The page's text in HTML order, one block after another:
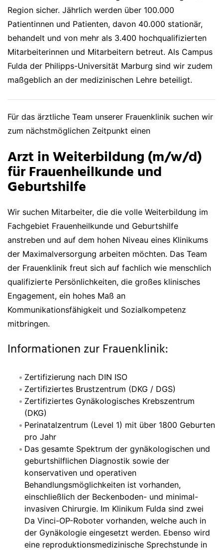
Region sicher. Jährlich werden über 100.000
Patientinnen und Patienten, davon 40.000 stationär,
behandelt und von mehr als 3.400 hochqualifizierten
Mitarbeiterinnen und Mitarbeitern betreut. Als Campus
Fulda der Philipps-Universität Marburg sind wir zudem
maßgeblich an der medizinischen Lehre beteiligt.
Für das ärztliche Team unserer Frauenklinik suchen wir
zum nächstmöglichen Zeitpunkt einen
Arzt in Weiterbildung (m/w/d)
für Frauenheilkunde und
Geburtshilfe
Wir suchen Mitarbeiter, die die volle Weiterbildung im
Fachgebiet Frauenheilkunde und Geburtshilfe
anstreben und auf dem hohen Niveau eines Klinikums
der Maximalversorgung arbeiten möchten. Das Team
der Frauenklinik freut sich auf fachlich wie menschlich
qualifizierte Persönlichkeiten, die großes klinisches
Engagement, ein hohes Maß an
Kommunikationsfähigkeit und Sozialkompetenz
mitbringen.
Informationen zur Frauenklinik:
Zertifizierung nach DIN ISO
Zertifiziertes Brustzentrum (DKG / DGS)
Zertifiziertes Gynäkologisches Krebszentrum
(DKG)
Perinatalzentrum (Level 1) mit über 1800 Geburten
pro Jahr
Das gesamte Spektrum der gynäkologischen und
geburtshilflichen Diagnostik sowie der
konservativen und operativen
Behandlungsmöglichkeiten ist vorhanden,
einschließlich der Beckenboden- und minimal-
invasiven Chirurgie. Im Klinikum Fulda sind zwei
Da Vinci-OP-Roboter vorhanden, welche auch in
der Gynäkologie eingesetzt werden. Ebenso wird
eine reproduktionsmedizinische Sprechstunde in